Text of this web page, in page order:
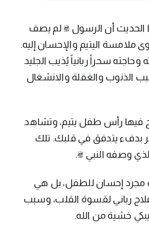
الحديث أن الرسول ﷺ لم يصف
اليتيم والإحسان إليه.
سحراً ربانياً يُذيب الجليد
الذنوب والغفلة والانشغال
فيها رأس طفل يتيم، وتشاهد
بدفء يتدفق في قلبك. تلك
وصفه النبي ﷺ.
مجرد إحسان للطفل، بل هي
رباني لقسوة القلب، وسبب
خشية من الله.